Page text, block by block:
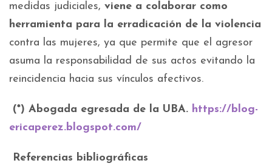
medidas judiciales, viene a colaborar como
herramienta para la erradicación de la violencia
contra las mujeres, ya que permite que el agresor
asuma la responsabilidad de sus actos evitando la
reincidencia hacia sus vínculos afectivos.
(*) Abogada egresada de la UBA. https://blog-
ericaperez.blogspot.com/
Referencias bibliográficas